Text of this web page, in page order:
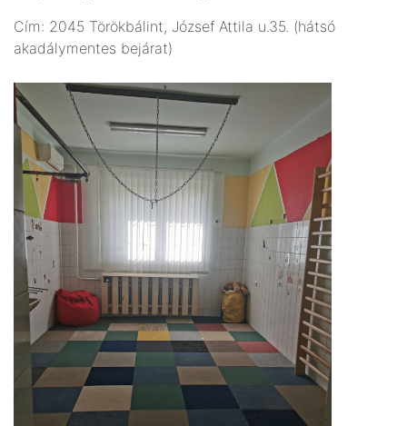
Cím: 2045 Törökbálint, József Attila u.35. (hátsó
akadálymentes bejárat)